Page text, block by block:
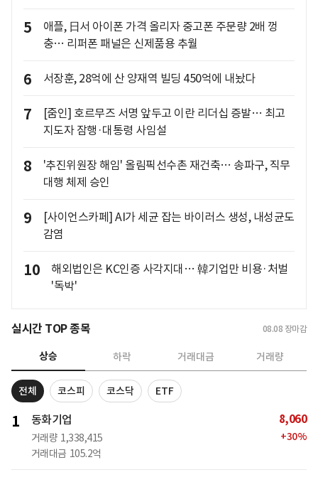
5
애플, 日서 아이폰 가격 올리자 중고폰 주문량 2배 껑
충… 리퍼폰 패널은 신제품용 추월
6 서장훈, 28억에 산 양재역 빌딩 450억에 내놨다
7
[줌인] 호르무즈 서명 앞두고 이란 리더십 증발… 최고
지도자 잠행·대통령 사임설
8
'추진위원장 해임' 올림픽선수촌 재건축… 송파구, 직무
대행 체제 승인
9
[사이언스카페] AI가 세균 잡는 바이러스 생성, 내성균도
감염
10
해외법인은 KC인증 사각지대… 韓기업만 비용·처벌
'독박'
실시간 TOP 종목 08.08 장마감
상승 하락 거래대금 거래량
전체 코스피 코스닥 ETF
1 동화기업
거래량 1,338,415
거래대금 105.2억
8,060
+30%